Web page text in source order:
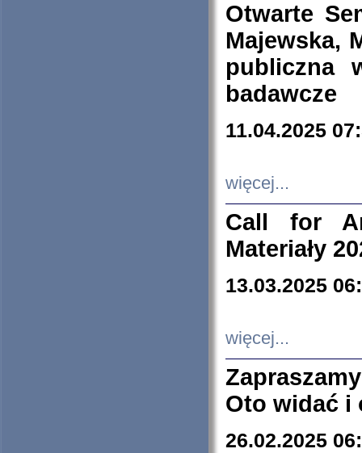
Otwarte
Majewska,
publiczna
badawcze
11.04.2025
więcej...
Call for
Materiały
13.03.2025
więcej...
Oto widać i
26.02.2025